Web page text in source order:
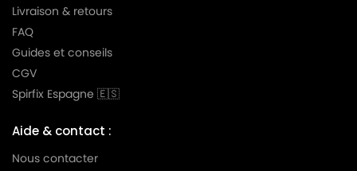
Livraison & retours
FAQ
Guides et conseils
CGV
Spirfix Espagne 🇪🇸
Aide & contact :
Nous contacter